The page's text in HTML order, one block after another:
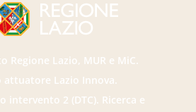
Regione Lazio, MUR e MiC.
attuatore Lazio Innova.
intervento 2 (DTC). Ricerca e